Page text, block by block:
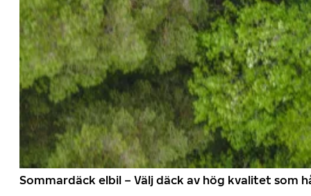
Sommardäck elbil – Välj däck av hög kvalitet som